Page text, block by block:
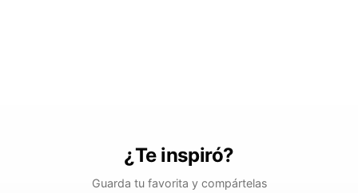
¿Te inspiró?
Guarda tu favorita y compártelas